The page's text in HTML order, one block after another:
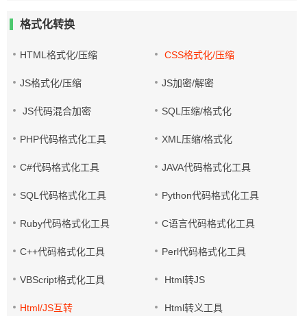
格式化转换
HTML格式化/压缩 CSS格式化/压缩
JS格式化/压缩 JS加密/解密
JS代码混合加密 SQL压缩/格式化
PHP代码格式化工具 XML压缩/格式化
C#代码格式化工具 JAVA代码格式化工具
SQL代码格式化工具 Python代码格式化工具
Ruby代码格式化工具 C语言代码格式化工具
C++代码格式化工具 Perl代码格式化工具
VBScript格式化工具 Html转JS
Html/JS互转 Html转义工具